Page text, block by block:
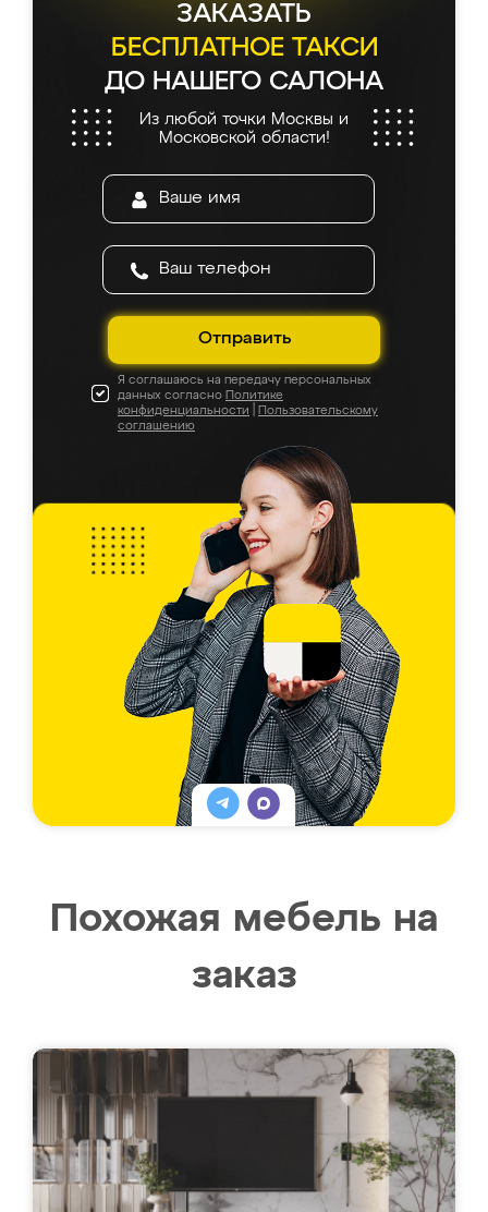
ЗАКАЗАТЬ
БЕСПЛАТНОЕ ТАКСИ
ДО НАШЕГО САЛОНА
Из любой точки Москвы и
Московской области!
Отправить
Я соглашаюсь на передачу персональных
данных согласно Политике
конфиденциальности
Пользовательскому
соглашению
Похожая мебель на
заказ